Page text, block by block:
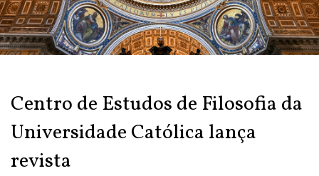
Centro de Estudos de Filosofia da
Universidade Católica lança
revista